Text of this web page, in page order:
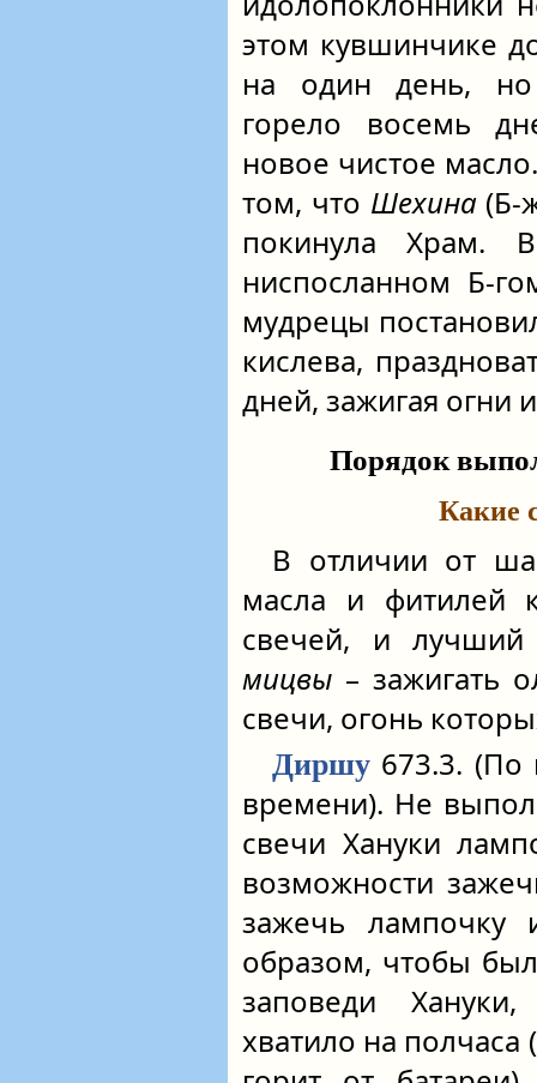
этом кувшинчике
на один день,
горело восемь
новое чистое
том, что Шехина (Б-
покинула Храм.
ниспосланном Б-
мудрецы
кислева,
дней, зажигая огни
Порядок
Какие
В отличии от
масла и фитилей
свечей, и лучший
мицвы – зажигать
свечи, огонь
Диршу 673.3.
времени). Не
свечи Хануки
возможности
зажечь лампочку
образом, чтобы
заповеди
хватило на